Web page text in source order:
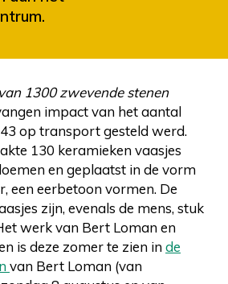
1300 zwevende stenen
impact van het aantal
op transport gesteld werd.
130 keramieken vaasjes
en geplaatst in de vorm
een eerbetoon vormen. De
zijn, evenals de mens, stuk
werk van Bert Loman en
is deze zomer te zien inde
van Bert Loman (van